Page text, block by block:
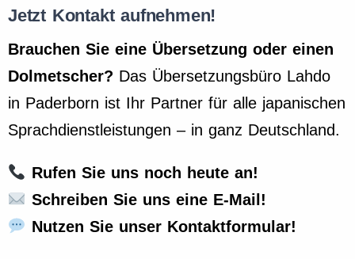
Jetzt Kontakt aufnehmen!
Brauchen Sie eine Übersetzung oder einen
Dolmetscher? Das Übersetzungsbüro Lahdo
in Paderborn ist Ihr Partner für alle japanischen
Sprachdienstleistungen – in ganz Deutschland.
Rufen Sie uns noch heute an!
Schreiben Sie uns eine E-Mail!
Nutzen Sie unser Kontaktformular!